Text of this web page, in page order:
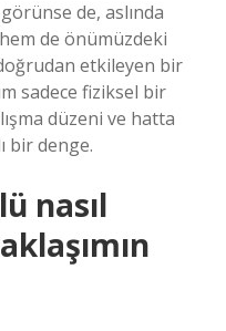
de, aslında
de önümüzdeki
doğrudan etkileyen bir
sadece fiziksel bir
düzeni ve hatta
bir denge.
nasıl